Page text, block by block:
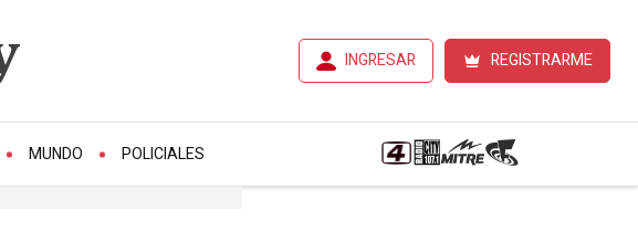
INGRESAR REGISTRARME
MUNDO
POLICIALES